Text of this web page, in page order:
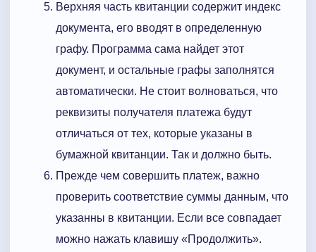
Верхняя часть квитанции содержит индекс
документа, его вводят в определенную
графу. Программа сама найдет этот
документ, и остальные графы заполнятся
автоматически. Не стоит волноваться, что
реквизиты получателя платежа будут
отличаться от тех, которые указаны в
бумажной квитанции. Так и должно быть.
Прежде чем совершить платеж, важно
проверить соответствие суммы данным, что
указанны в квитанции. Если все совпадает
можно нажать клавишу «Продолжить».